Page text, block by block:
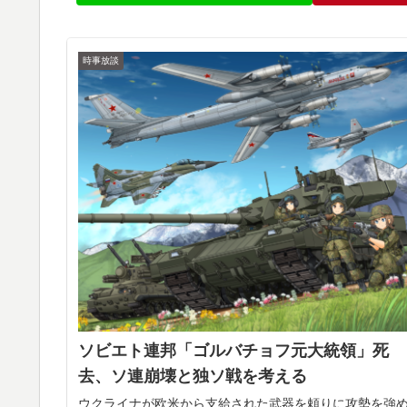
時事放談
ソビエト連邦「ゴルバチョフ元大統領」死
去、ソ連崩壊と独ソ戦を考える
ウクライナが欧米から支給された武器を頼りに攻勢を強